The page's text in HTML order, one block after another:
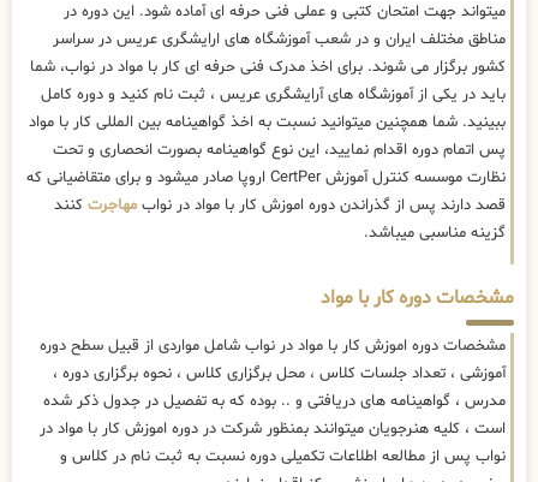
میتواند جهت امتحان کتبی و عملی فنی حرفه ای آماده شود. این دوره در
مناطق مختلف ایران و در شعب آموزشگاه های ارایشگری عریس در سراسر
کشور برگزار می شوند. برای اخذ مدرک فنی حرفه ای کار با مواد در نواب، شما
باید در یکی از آموزشگاه های آرایشگری عریس ، ثبت نام کنید و دوره کامل
ببینید. شما همچنین میتوانید نسبت به اخذ گواهینامه بین المللی کار با مواد
پس اتمام دوره اقدام نمایید، این نوع گواهینامه بصورت انحصاری و تحت
نظارت موسسه کنترل آموزش CertPer اروپا صادر میشود و برای متقاضیانی که
قصد دارند پس از گذراندن دوره اموزش کار با مواد در نواب مهاجرت کنند
گزینه مناسبی میباشد.
مشخصات دوره کار با مواد
مشخصات دوره اموزش کار با مواد در نواب شامل مواردی از قبیل سطح دوره
آموزشی ، تعداد جلسات کلاس ، محل برگزاری کلاس ، نحوه برگزاری دوره ،
مدرس ، گواهینامه های دریافتی و .. بوده که به تفصیل در جدول ذکر شده
است ، کلیه هنرجویان میتوانند بمنظور شرکت در دوره اموزش کار با مواد در
نواب پس از مطالعه اطلاعات تکمیلی دوره نسبت به ثبت نام در کلاس و